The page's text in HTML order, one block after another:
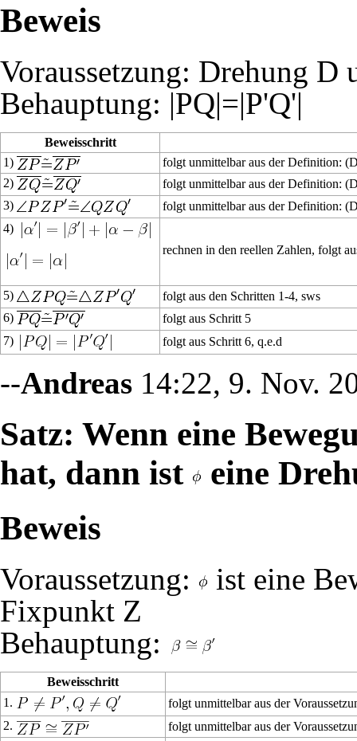
Beweis
Voraussetzung: Drehung
Behauptung: |PQ|=|P'Q'|
Beweisschritt
1)
folgt unmittelbar aus der Definition:
2)
folgt unmittelbar aus der Definition:
3)
folgt unmittelbar aus der Definition:
4)
rechnen in den reellen Zahlen, folgt
5)
folgt aus den Schritten 1-4, sws
6)
folgt aus Schritt 5
7)
folgt aus Schritt 6, q.e.d
--Andreas 14:22, 9. Nov.
Satz: Wenn eine
hat, dann ist
eine
Beweis
Voraussetzung:
ist eine
Fixpunkt Z
Behauptung:
Beweisschritt
1.
folgt unmittelbar aus der
2.
folgt unmittelbar aus der